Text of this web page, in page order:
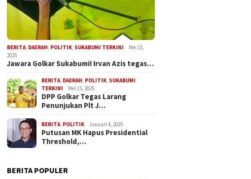
BERITA DAERAH POLITIK SUKABUMI TERKINI
Mei 15,
2025
Jawara Golkar Sukabumi! Irvan Azis tegas…
BERITA DAERAH POLITIK SUKABUMI
TERKINI
Mei 15, 2025
DPP Golkar Tegas Larang
Penunjukan Plt J…
BERITA POLITIK Januari 4, 2025
Putusan MK Hapus Presidential
Threshold,…
BERITA POPULER